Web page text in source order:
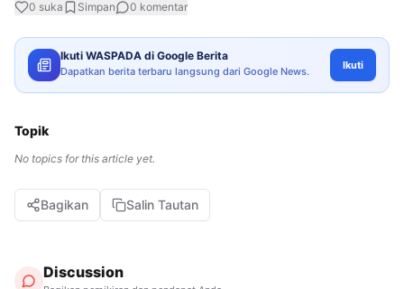
0 suka Simpan 0 komentar
Ikuti WASPADA di Google Berita
Dapatkan berita terbaru langsung dari Google News. Ikuti
Topik
No topics for this article yet.
Bagikan Salin Tautan
Discussion